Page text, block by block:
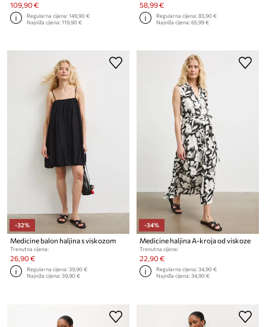
109,90 €
Regularna cijena:149,90 €
Najniža cijena:119,90 €
58,99 €
Regularna cijena:83,90 €
Najniža cijena:65,99 €
-32%
Medicine balon haljina s viskozom
Trenutna cijena:
26,90 €
Regularna cijena:39,90 €
Najniža cijena:39,90 €
-34%
Medicine haljina A-kroja od viskoze
Trenutna cijena:
22,90 €
Regularna cijena:34,90 €
Najniža cijena:34,90 €